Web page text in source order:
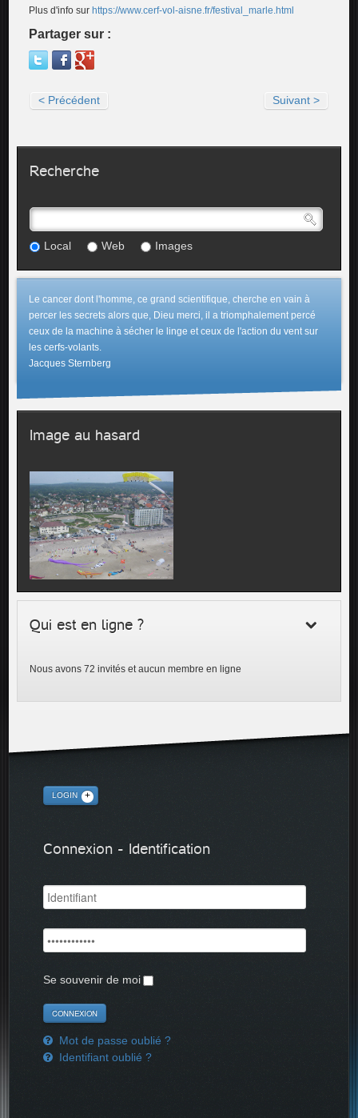
Plus d'info sur https://www.cerf-vol-aisne.fr/festival_marle.html
Partager sur :
< Précédent Suivant >
Recherche
Local Web Images
Le cancer dont l'homme, ce grand scientifique, cherche en vain à
percer les secrets alors que, Dieu merci, il a triomphalement percé
ceux de la machine à sécher le linge et ceux de l'action du vent sur
les cerfs-volants.
Jacques Sternberg
Image au hasard
Qui est en ligne ?
Nous avons 72 invités et aucun membre en ligne
LOGIN
Connexion - Identification
Se souvenir de moi
Mot de passe oublié ?
Identifiant oublié ?